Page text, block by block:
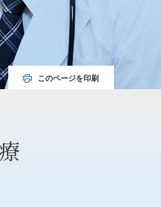
このページを印刷